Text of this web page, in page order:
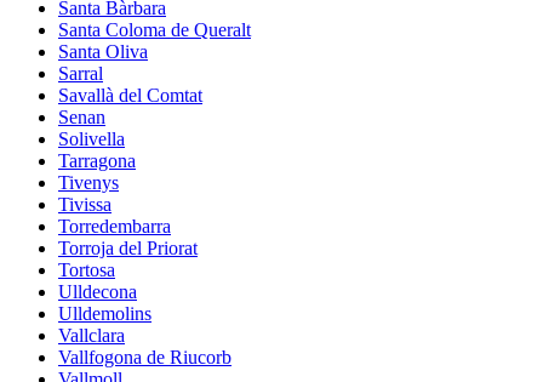
Santa Bàrbara
Santa Coloma de Queralt
Santa Oliva
Sarral
Savallà del Comtat
Senan
Solivella
Tarragona
Tivenys
Tivissa
Torredembarra
Torroja del Priorat
Tortosa
Ulldecona
Ulldemolins
Vallclara
Vallfogona de Riucorb